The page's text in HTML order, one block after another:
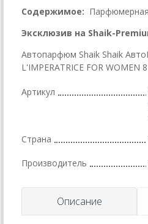
Содержимое:
Эксклюзив на Shaik-
Автопарфюм Shaik Shaik
L'IMPERATRICE FOR WOMEN
Артикул
Страна
Производитель
Описание